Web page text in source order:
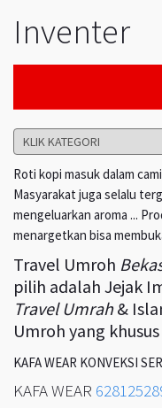
Inventer
Roti kopi masuk dalam
Masyarakat juga selalu
mengeluarkan aroma ...
menargetkan bisa
Travel Umroh
pilih adalah Jejak
Travel Umrah&
Umroh yang khusus
KAFA WEAR KONVEKSI
KAFA WEAR